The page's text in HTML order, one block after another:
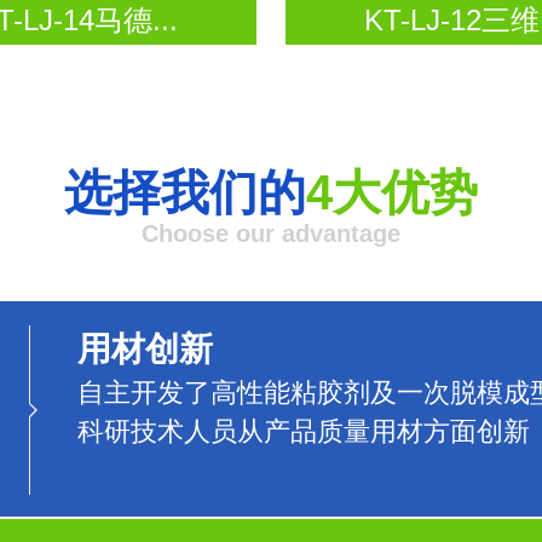
LJ-14马德... KT-LJ-12三
选择我们的4大优势
Choose our advantage
用材创新
自主开发了高性能粘胶剂及一次脱模成
科研技术人员从产品质量用材方面创新